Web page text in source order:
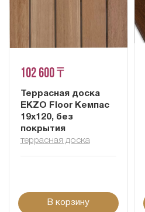
102 600 ₸
Террасная доска
EKZO Floor Кемпас
19х120, без
покрытия
террасная доска
В корзину